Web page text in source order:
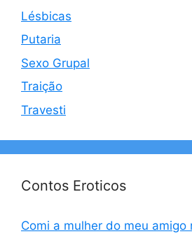
Lésbicas
Putaria
Sexo Grupal
Traição
Travesti
Contos Eroticos
Comi a mulher do meu amigo